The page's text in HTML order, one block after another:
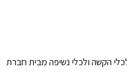
הקשה ולכלי נשיפה מבית חברת